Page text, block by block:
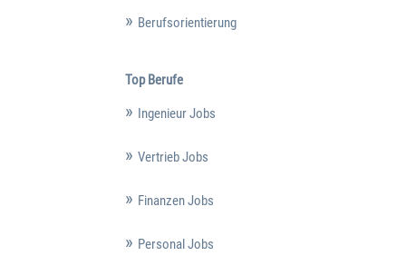
Berufsorientierung
Top Berufe
Ingenieur Jobs
Vertrieb Jobs
Finanzen Jobs
Personal Jobs